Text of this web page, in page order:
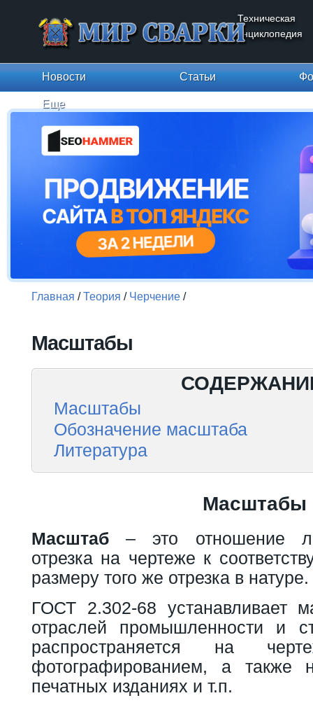
Техническая
энциклопедия
Новости Статьи
Еще
Главная /Теория / Черчение /
Масштабы
Масштабы
Обозначение масштаба
Литература
Масштабы
Масштаб – это отношение
отрезка на чертеже к
размеру того же отрезка в натуре.
ГОСТ 2.302-68 устанавливает
отраслей промышленности и
распространяется на
фотографированием, а также
печатных изданиях и т.п.